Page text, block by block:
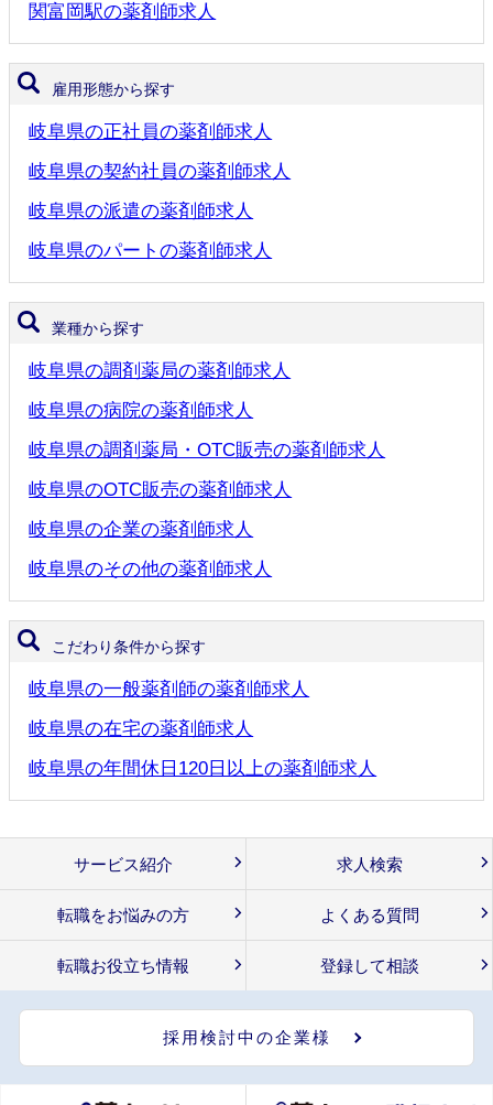
関富岡駅の薬剤師求人
雇用形態から探す
岐阜県の正社員の薬剤師求人
岐阜県の契約社員の薬剤師求人
岐阜県の派遣の薬剤師求人
岐阜県のパートの薬剤師求人
業種から探す
岐阜県の調剤薬局の薬剤師求人
岐阜県の病院の薬剤師求人
岐阜県の調剤薬局・OTC販売の薬剤師求人
岐阜県のOTC販売の薬剤師求人
岐阜県の企業の薬剤師求人
岐阜県のその他の薬剤師求人
こだわり条件から探す
岐阜県の一般薬剤師の薬剤師求人
岐阜県の在宅の薬剤師求人
岐阜県の年間休日120日以上の薬剤師求人
サービス紹介 求人検索
転職をお悩みの方 よくある質問
転職お役立ち情報 登録して相談
採用検討中の企業様